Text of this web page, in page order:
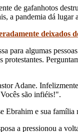
de gafanhotos
a pandemia dá lugar
deixados
algumas
Adane.
são infiéis!".
Ebrahim e sua família
a pressionou a